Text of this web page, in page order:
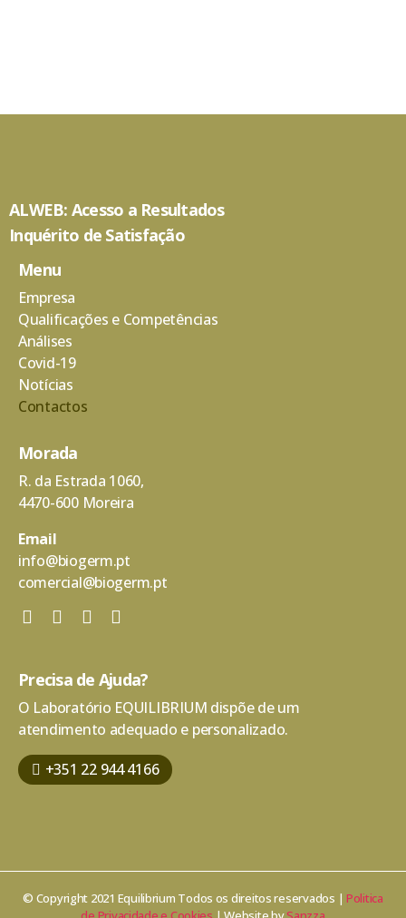
ALWEB: Acesso a Resultados
Inquérito de Satisfação
Menu
Empresa
Qualificações e Competências
Análises
Covid-19
Notícias
Contactos
Morada
R. da Estrada 1060,
4470-600 Moreira
Email
info@biogerm.pt
comercial@biogerm.pt
Precisa de Ajuda?
O Laboratório EQUILIBRIUM dispõe de um
atendimento adequado e personalizado.
+351 22 944 4166
© Copyright 2021 Equilibrium Todos os direitos reservados | Politica